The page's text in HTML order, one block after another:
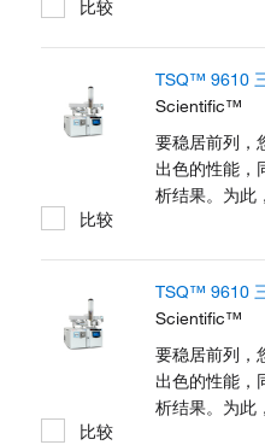
仅具有和三重
力，而且具有
能。而这两种
Scientific™
供。
比较
TSQ™ 9610
Scientific™
要稳居前列，
出色的性能，
析结果。为
及智能软件使
可能提高样品
新扩展的线性
度可以确保您
上保持领先。
比较
TSQ™ 9610
Scientific™
要稳居前列，
出色的性能，
析结果。为
比较